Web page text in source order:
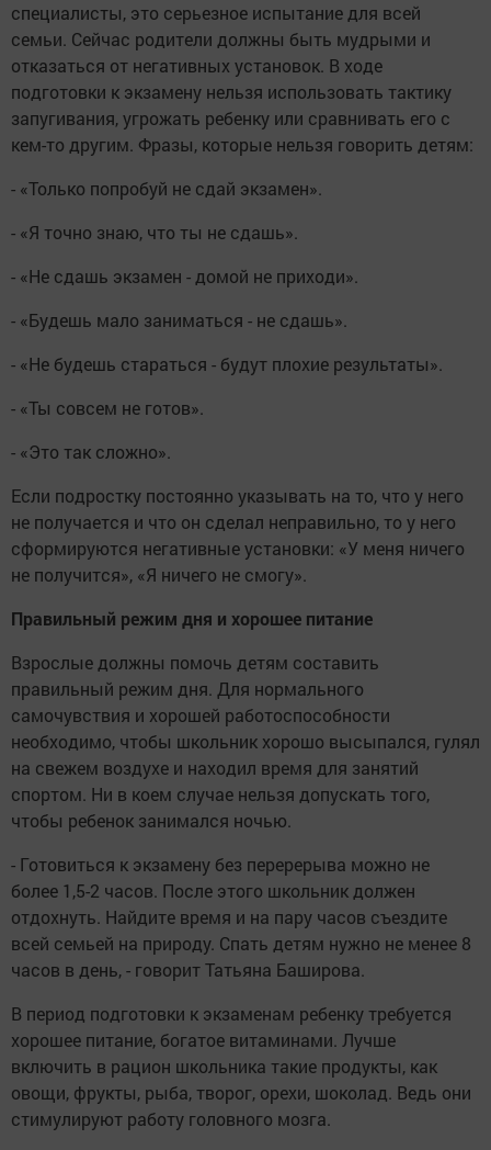
специалисты, это серьезное испытание для всей
семьи. Сейчас родители должны быть мудрыми и
отказаться от негативных установок. В ходе
подготовки к экзамену нельзя использовать тактику
запугивания, угрожать ребенку или сравнивать его с
кем-то другим. Фразы, которые нельзя говорить детям:
- «Только попробуй не сдай экзамен».
- «Я точно знаю, что ты не сдашь».
- «Не сдашь экзамен - домой не приходи».
- «Будешь мало заниматься - не сдашь».
- «Не будешь стараться - будут плохие результаты».
- «Ты совсем не готов».
- «Это так сложно».
Если подростку постоянно указывать на то, что у него
не получается и что он сделал неправильно, то у него
сформируются негативные установки: «У меня ничего
не получится», «Я ничего не смогу».
Правильный режим дня и хорошее питание
Взрослые должны помочь детям составить
правильный режим дня. Для нормального
самочувствия и хорошей работоспособности
необходимо, чтобы школьник хорошо высыпался, гулял
на свежем воздухе и находил время для занятий
спортом. Ни в коем случае нельзя допускать того,
чтобы ребенок занимался ночью.
- Готовиться к экзамену без перерерыва можно не
более 1,5-2 часов. После этого школьник должен
отдохнуть. Найдите время и на пару часов съездите
всей семьей на природу. Спать детям нужно не менее 8
часов в день, - говорит Татьяна Баширова.
В период подготовки к экзаменам ребенку требуется
хорошее питание, богатое витаминами. Лучше
включить в рацион школьника такие продукты, как
овощи, фрукты, рыба, творог, орехи, шоколад. Ведь они
стимулируют работу головного мозга.